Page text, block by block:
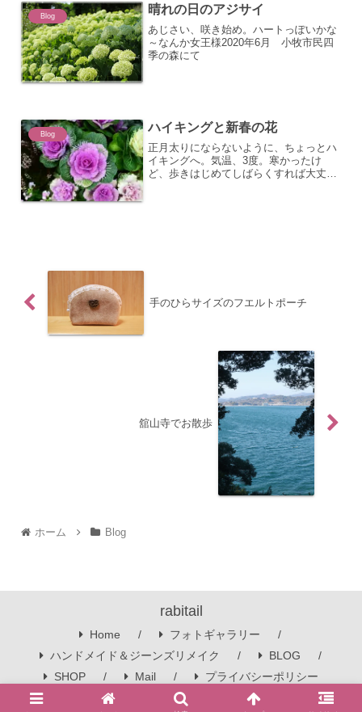
Blog 晴れの日のアジサイ
あじさい、咲き始め。ハートっぽいかな
～なんか女王様2020年6月 小牧市民四
季の森にて
Blog ハイキングと新春の花
正月太りにならないように、ちょっとハ
イキングへ。気温、3度。寒かったけ
ど、歩きはじめてしばらくすれば大丈
手のひらサイズのフエルトポーチ
舘山寺でお散歩
ホーム Blog
rabitail
Home
フォトギャラリー
ハンドメイド＆ジーンズリメイク
BLOG
SHOP
Mail プライバシーポリシー
© 2016 rabitail.